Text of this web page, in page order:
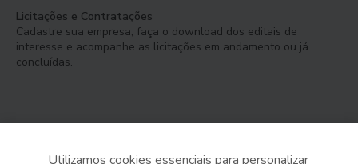
Licitações e Contratações
Cadastre sua empresa, faça o download dos editais de
interesse e acompanhe as licitações em andamento ou já
concluídas.
Utilizamos cookies essenciais para personalizar